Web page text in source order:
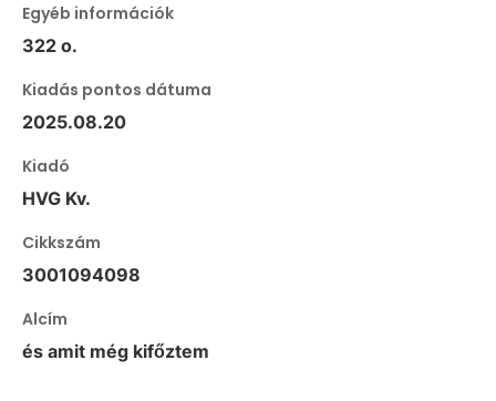
Egyéb információk
322 o.
Kiadás pontos dátuma
2025.08.20
Kiadó
HVG Kv.
Cikkszám
3001094098
Alcím
és amit még kifőztem